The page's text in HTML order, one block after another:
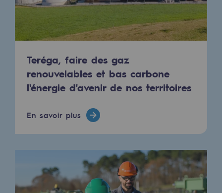
Gaz renouvelables et procédés
Pyrogazéification et gazéification
Méthanation
Captage de CO2
Concertations CH4, H2 et CO2
Espace pédagogique
2050 : un monde d’énergies
Teréga, faire des gaz
renouvelables et bas carbone
l'énergie d'avenir de nos territoires
En savoir plus